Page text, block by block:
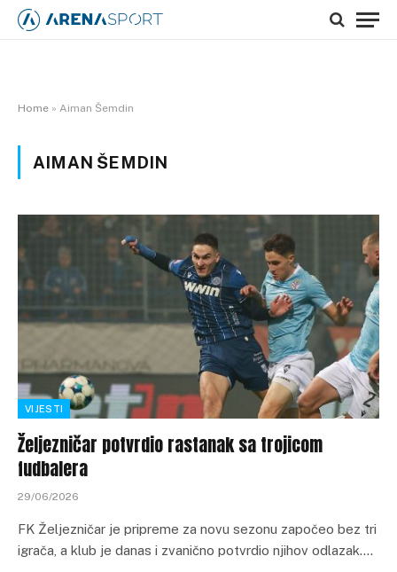
Home » Aiman Šemdin
AIMAN ŠEMDIN
VIJESTI
Željezničar potvrdio rastanak sa trojicom
fudbalera
29/06/2026
FK Željezničar je pripreme za novu sezonu započeo bez tri
igrača, a klub je danas i zvanično potvrdio njihov odlazak.…